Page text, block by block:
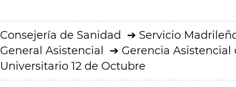
Consejería de Sanidad Servicio
General Asistencial
Gerencia Asistencial
Universitario 12 de Octubre